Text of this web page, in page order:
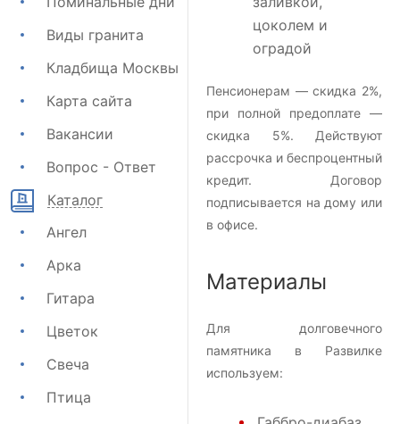
Виды гранита
Кладбища Москвы
Карта сайта
Вакансии
Вопрос - Ответ
Каталог
Ангел
Арка
Гитара
Цветок
Свеча
Птица
цоколем и
оградой
Пенсионерам — скидка 2%,
при полной предоплате —
скидка 5%. Действуют
рассрочка и беспроцентный
кредит. Договор
подписывается на дому или
в офисе.
Материалы
Для долговечного
памятника в Развилке
используем: